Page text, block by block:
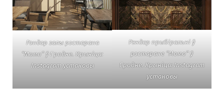
Рэндар залы рэстарана
“Момо” ў Гродне. Крыніца:
Instagram установы
Рэндар прыбіральні ў
рэстаране “Момо” ў
Гродне. Крыніца: Instagram
установы